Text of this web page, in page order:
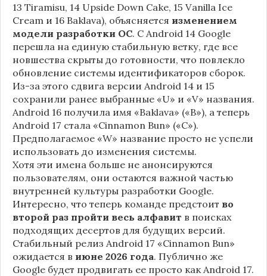
13 Tiramisu, 14 Upside Down Cake, 15 Vanilla Ice
Cream и 16 Baklava), объясняется изменением
модели разработки ОС. С Android 14 Google
перешла на единую стабильную ветку, где все
новшества скрыты до готовности, что повлекло
обновление системы идентификаторов сборок.
Из-за этого сдвига версии Android 14 и 15
сохранили ранее выбранные «U» и «V» названия.
Android 16 получила имя «Baklava» («B»), а теперь
Android 17 стала «Cinnamon Bun» («C»).
Предполагаемое «W» название просто не успели
использовать до изменения системы.
Хотя эти имена больше не анонсируются
пользователям, они остаются важной частью
внутренней культуры разработки Google.
Интересно, что теперь команде предстоит во
второй раз пройти весь алфавит в поисках
подходящих десертов для будущих версий.
Стабильный релиз Android 17 «Cinnamon Bun»
ожидается в июне 2026 года. Публично же
Google будет продвигать ее просто как Android 17.